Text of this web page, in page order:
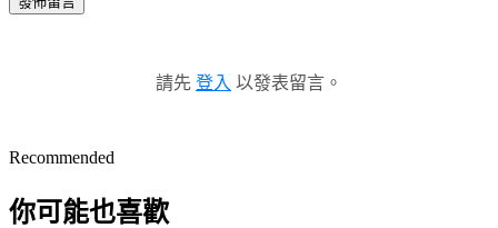
請先 登入 以發表留言。
Recommended
你可能也喜歡